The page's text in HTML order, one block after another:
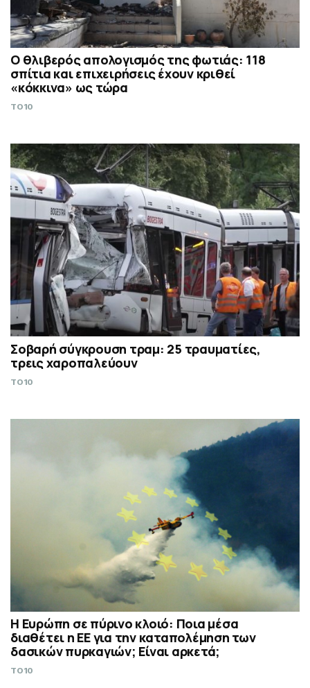
Ο θλιβερός απολογισμός της φωτιάς: 118
σπίτια και επιχειρήσεις έχουν κριθεί
«κόκκινα» ως τώρα
TO10
Σοβαρή σύγκρουση τραμ: 25 τραυματίες,
τρεις χαροπαλεύουν
TO10
Η Ευρώπη σε πύρινο κλοιό: Ποια μέσα
διαθέτει η ΕΕ για την καταπολέμηση των
δασικών πυρκαγιών; Είναι αρκετά;
TO10